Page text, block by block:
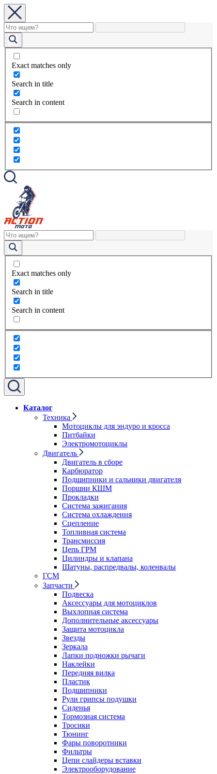
Exact matches only
Search in title
Search in content
Exact matches only
Search in title
Search in content
Каталог
Техника
Мотоциклы для эндуро и кросса
Питбайки
Электромотоциклы
Двигатель
Двигатель в сборе
Карбюратор
Подшипники и сальники двигателя
Поршни КШМ
Прокладки
Система зажигания
Система охлаждения
Сцепление
Топливная система
Трансмиссия
Цепь ГРМ
Цилиндры и клапана
Шатуны, распредвалы, коленвалы
ГСМ
Запчасти
Подвеска
Аксессуары для мотоциклов
Выхлопная система
Дополнительные аксессуары
Защита мотоцикла
Звезды
Зеркала
Лапки подножки рычаги
Наклейки
Передняя вилка
Пластик
Подшипники
Рули грипсы подушки
Сиденья
Тормозная система
Тросики
Тюнинг
Фары поворотники
Фильтры
Цепи слайдеры вставки
Электрооборудование